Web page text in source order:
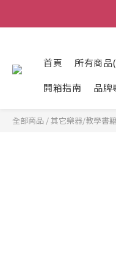
首頁 所有商
開箱指南
品牌
全部商品 /其它樂器/教學書